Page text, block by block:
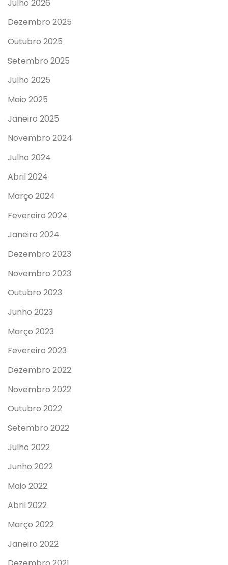
Julho 2026
Dezembro 2025
Outubro 2025
Setembro 2025
Julho 2025
Maio 2025
Janeiro 2025
Novembro 2024
Julho 2024
Abril 2024
Março 2024
Fevereiro 2024
Janeiro 2024
Dezembro 2023
Novembro 2023
Outubro 2023
Junho 2023
Março 2023
Fevereiro 2023
Dezembro 2022
Novembro 2022
Outubro 2022
Setembro 2022
Julho 2022
Junho 2022
Maio 2022
Abril 2022
Março 2022
Janeiro 2022